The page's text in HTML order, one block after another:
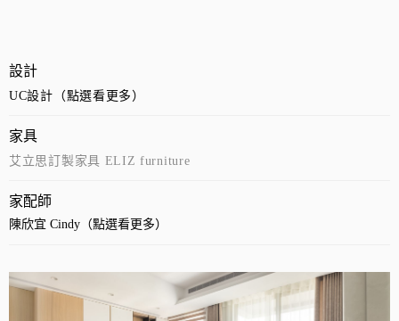
設計
UC設計（點選看更多）
家具
艾立思訂製家具 ELIZ furniture
家配師
陳欣宜 Cindy（點選看更多）